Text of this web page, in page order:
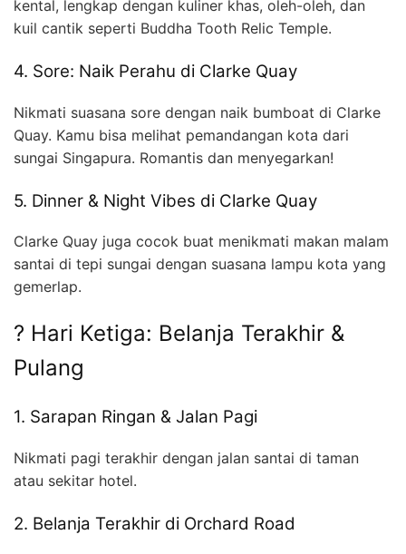
kental, lengkap dengan kuliner khas, oleh-oleh, dan
kuil cantik seperti Buddha Tooth Relic Temple.
4. Sore: Naik Perahu di Clarke Quay
Nikmati suasana sore dengan naik bumboat di Clarke
Quay. Kamu bisa melihat pemandangan kota dari
sungai Singapura. Romantis dan menyegarkan!
5. Dinner & Night Vibes di Clarke Quay
Clarke Quay juga cocok buat menikmati makan malam
santai di tepi sungai dengan suasana lampu kota yang
gemerlap.
? Hari Ketiga: Belanja Terakhir &
Pulang
1. Sarapan Ringan & Jalan Pagi
Nikmati pagi terakhir dengan jalan santai di taman
atau sekitar hotel.
2. Belanja Terakhir di Orchard Road